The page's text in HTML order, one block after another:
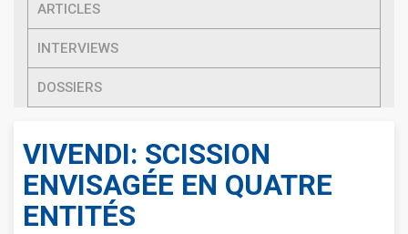
ARTICLES
INTERVIEWS
DOSSIERS
VIVENDI: SCISSION
ENVISAGÉE EN QUATRE
ENTITÉS